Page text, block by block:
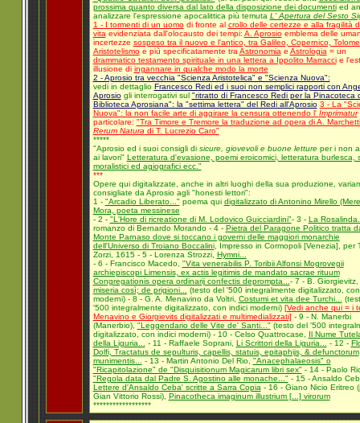
prossima quanto diversa dal lato della disposizione dei documentied
analizzare l'espressione apocalittica più temuta L' Apertura del Sesto
1 - I tormenti di un uomodi fronte al crollo delle certezze e alla fragilità
vita evidenziata dall'olocausto dei tempi: A. Aprosioemblema delle
incertezze sospeso tra il nuovo e l'antico, tra Galileo, Copernico,
Aristotelismoe più specificatamente tra Astronomia e Astrologia = un
drammatico testamento spirituale in una lettera a Ippolito Marraccie
illusione di ingannare in qualche modo la morte
2 - Aprosio tra vecchia "Scienza Aristotelica" e "Scienza Nuova":
vedi in dettaglio Francesco Redi ed i suoi non semplici rapporti con
Aprosiogli interrogativi sul "ritratto di Francesco Redi per la Pinacoteca
Biblioteca Aprosiana": la "settima lettera" del Redi all'Aprosio 3 - La
Nuova": la non facile arte di aggirare la censura ottenendo l' Imprimatur
particolare: "Tra Timore e Tremore la traduzione ad opera di A.
Rerum Natura di T. Lucrezio Caro"
*****
"Aprosio ed i suoi consigli di sicure, giovevoli e buone lettureper i non
ai lavori" Letteratura d'evasione, poemi eroicomici, letteratura burlesca,
moralistici ed agiografici ecc."
***
Opere qui digitalizzate, anche in altri luoghi della sua produzione,
consigliate da Aprosio agli "honesti lettori":
1 - "Arcadio Liberato..."poema qui digitalizzato di Antonino Mirello
Mora, poeta messinese
- 2 - "L'Hore di ricreatione di M. Lodovico Guicciardini"- 3 - La
romanzo di Bernardo Morando - 4 - Pietra del Paragone Politico tratta
Monte Parnaso dove si toccano i governi delle maggiori monarchie
dell'Universo di Troiano Boccalini, Impresso in Cormopoli [Venezia], per
Zorzi, 1615 - 5 - Lorenza Strozzi, Hymni...
- 6 - Francisco Macedo, "Vita venerabilis P. Toribii Alfonsi Mogrovegii
archiepiscopi Limensis, ex actis legitimis de mandato sacrae rituum
Congregationis opera ordinarij confectis deprompta... - 7 - B. Giorgievitz,
miseria così; de prigioni...
(testo del '500 integralmente digitalizzato,
moderni) - 8 - G. A. Menavino da Voltri, Costumi et vita dee Turchi...
'500 integralmente digitalizzato, con indici moderni) [Vedi anche qui = i
Menavino e Giorgievits digitalizzati e multimedializzati] - 9 - N. Manerbi
(Manerbio), "Leggendario delle Vite de' Santi..."(testo del '500
digitalizzato, con indici moderni) - 10 - Celso Quattrocase,
Il Nume
della Liguria...
- 11 - Raffaele Soprani, Li Scrittori della Liguria... - 12 -
Dolfi, Tractatus de sepulturis, capellis, statuis, epitaphijs, & defunctorum
munimentis...
- 13 - Martin Antonio Del Rio, "Anacephalaeosis" o
"Ricapitolazione" de "Disquisitionum Magicarum libri sex"- 14 - Paolo
"Regola data dal Padre S. Agostino alle monache..."- 15 - Ansaldo
Lettere d'Ansaldo Ceba' scritte a Sarra Copia - 16 - Giano Nicio Eritreo
Gian Vittorio Rossi), Pinacotheca imaginum illustrium [...] virorum
******************